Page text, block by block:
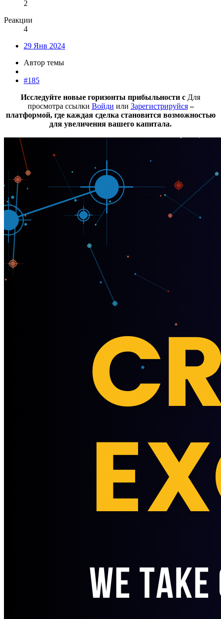
2
Реакции
4
29 Янв 2024
Автор темы
#185
Исследуйте новые горизонты прибыльности с Для
просмотра ссылки Войди или Зарегистрируйся–
платформой, где каждая сделка становится возможностью
для увеличения вашего капитала.